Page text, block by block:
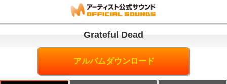
Grateful Dead
アルバムダウンロード